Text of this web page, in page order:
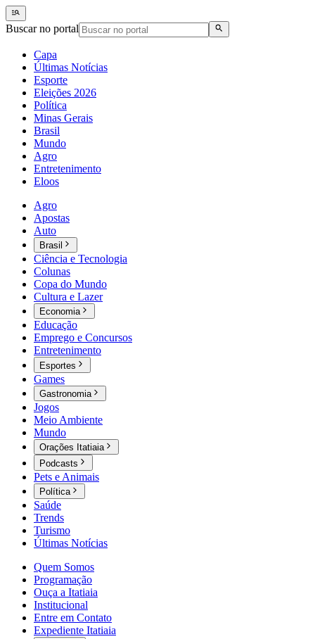
Buscar no portal
Capa
Últimas Notícias
Esporte
Eleições 2026
Política
Minas Gerais
Brasil
Mundo
Agro
Entretenimento
Eloos
Agro
Apostas
Auto
Brasil
Ciência e Tecnologia
Colunas
Copa do Mundo
Cultura e Lazer
Economia
Educação
Emprego e Concursos
Entretenimento
Esportes
Games
Gastronomia
Jogos
Meio Ambiente
Mundo
Orações Itatiaia
Podcasts
Pets e Animais
Política
Saúde
Trends
Turismo
Últimas Notícias
Quem Somos
Programação
Ouça a Itatiaia
Institucional
Entre em Contato
Expediente Itatiaia